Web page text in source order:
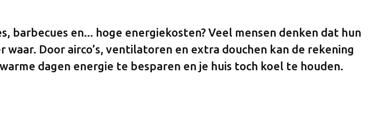
en... hoge energiekosten? Veel mensen denken dat hun
Door airco’s, ventilatoren en extra douchen kan de rekening
dagen energie te besparen en je huis toch koel te houden.